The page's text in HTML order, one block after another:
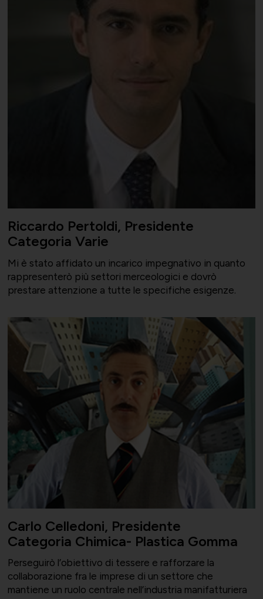
Riccardo Pertoldi, Presidente
Categoria Varie
Mi è stato affidato un incarico impegnativo in quanto
rappresenterò più settori merceologici e dovrò
prestare attenzione a tutte le specifiche esigenze.
Carlo Celledoni, Presidente
Categoria Chimica- Plastica Gomma
Perseguirò l’obiettivo di tessere e rafforzare la
collaborazione fra le imprese di un settore che
mantiene un ruolo centrale nell’industria manifatturiera